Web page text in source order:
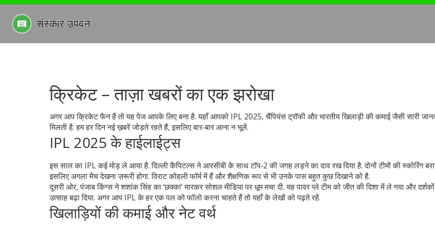
क्रिकेट – ताज़ा खबरों का एक झरोखा
अगर आप क्रिकेट फैन हैं तो यह पेज आपके लिए बना है. यहाँ आपको IPL 2025, चैंपियंस ट्रॉफी और भारतीय खिलाड़ी की कमाई जैसी सारी
मिलती है. हम हर दिन नई ख़बरें जोड़ते रहते हैं, इसलिए बार‑बार आना न भूलें.
IPL 2025 के हाईलाईट्स
इस साल का IPL कई मोड़ ले आया है. दिल्ली कैपिटल्स ने आरसीबी के साथ टॉप‑2 की जगह लड़ने का दाव रख दिया है. दोनों टीमों की स्कोरिंग
इसलिए अगला मैच देखना ज़रूरी होगा. विराट कोहली फॉर्म में हैं और शैक्षणिक रूप से भी उनके पास बहुत कुछ दिखाने को है.
दूसरी ओर, पंजाब किंग्स ने शशांक सिंह का ‘छक्का’ मारकर सोशल मीडिया पर धूम मचा दी. यह पावर प्ले टीम को जीत की दिशा में ले गया और
उत्साह बढ़ा दिया. अगर आप IPL के हर एक पल को फॉलो करना चाहते हैं तो यहाँ के लेखों को पढ़ते रहें.
खिलाड़ियों की कमाई और नेट वर्थ